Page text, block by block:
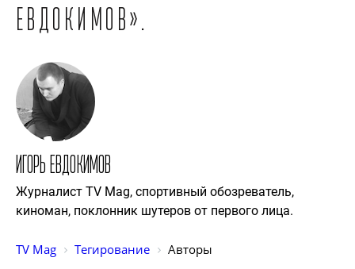
Евдокимов».
Игорь Евдокимов
Журналист TV Mag, спортивный обозреватель,
киноман, поклонник шутеров от первого лица.
TV Mag Тегирование Авторы